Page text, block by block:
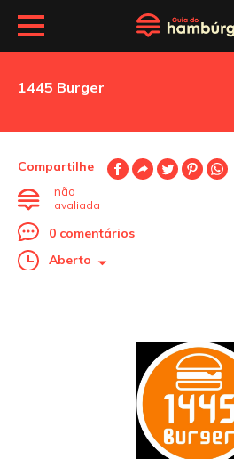
1445 Burger
Compartilhe
não
avaliada
0 comentários
Aberto